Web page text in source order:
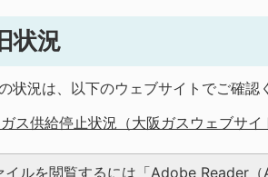
状況
状況は、以下のウェブサイトでご確認
ス供給停止状況（大阪ガスウェブサイ
イルを閲覧するには「Adobe Reader（